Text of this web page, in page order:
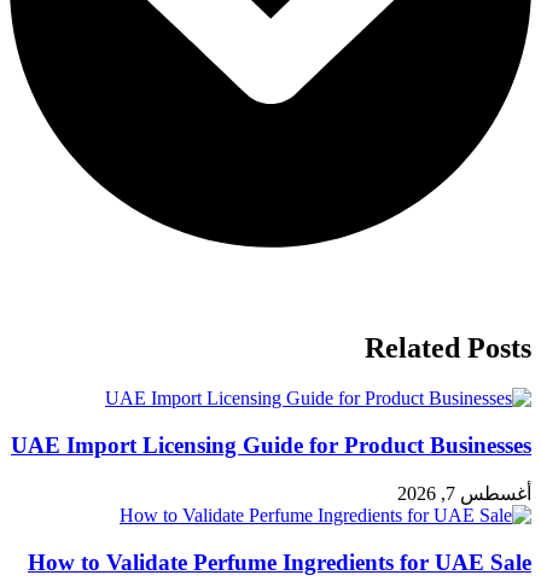
Related Posts
UAE Import Licensing Guide for Product Businesses
أغسطس 7, 2026
How to Validate Perfume Ingredients for UAE Sale